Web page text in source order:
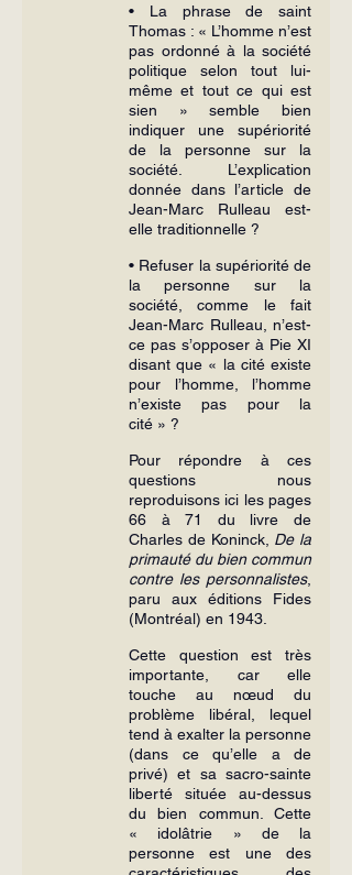
• La phrase de saint
Thomas : « L’homme n’est
pas ordonné à la société
politique selon tout lui-
même et tout ce qui est
sien » semble bien
indiquer une supériorité
de la personne sur la
société. L’explication
donnée dans l’article de
Jean-Marc Rulleau est-
elle traditionnelle ?
• Refuser la supériorité de
la personne sur la
société, comme le fait
Jean-Marc Rulleau, n’est-
ce pas s’opposer à Pie XI
disant que « la cité existe
pour l’homme, l’homme
n’existe pas pour la
cité » ?
Pour répondre à ces
questions nous
reproduisons ici les pages
66 à 71 du livre de
Charles de Koninck, De la
primauté du bien commun
contre les personnalistes,
paru aux éditions Fides
(Montréal) en 1943.
Cette question est très
importante, car elle
touche au nœud du
problème libéral, lequel
tend à exalter la personne
(dans ce qu’elle a de
privé) et sa sacro-sainte
liberté située au-dessus
du bien commun. Cette
« idolâtrie » de la
personne est une des